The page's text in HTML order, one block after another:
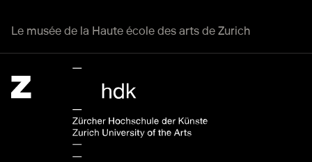
Le musée de la Haute école des arts de Zurich